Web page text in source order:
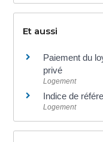
Et aussi
Paiement du
privé
Logement
Indice de
Logement